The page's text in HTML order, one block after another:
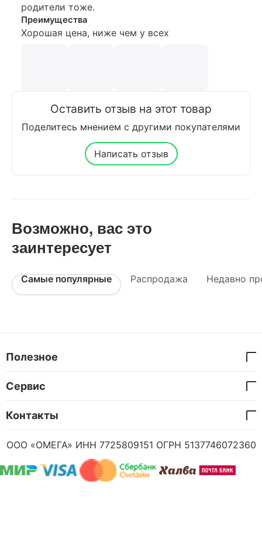
родители тоже.
Преимущества
Хорошая цена, ниже чем у всех
Оставить отзыв на этот товар
Поделитесь мнением с другими покупателями
Написать отзыв
Возможно, вас это
заинтересует
Самые популярные Распродажа Недавно
Полезное
Сервис
Контакты
ООО «ОМЕГА» ИНН 7725809151 ОГРН 5137746072360